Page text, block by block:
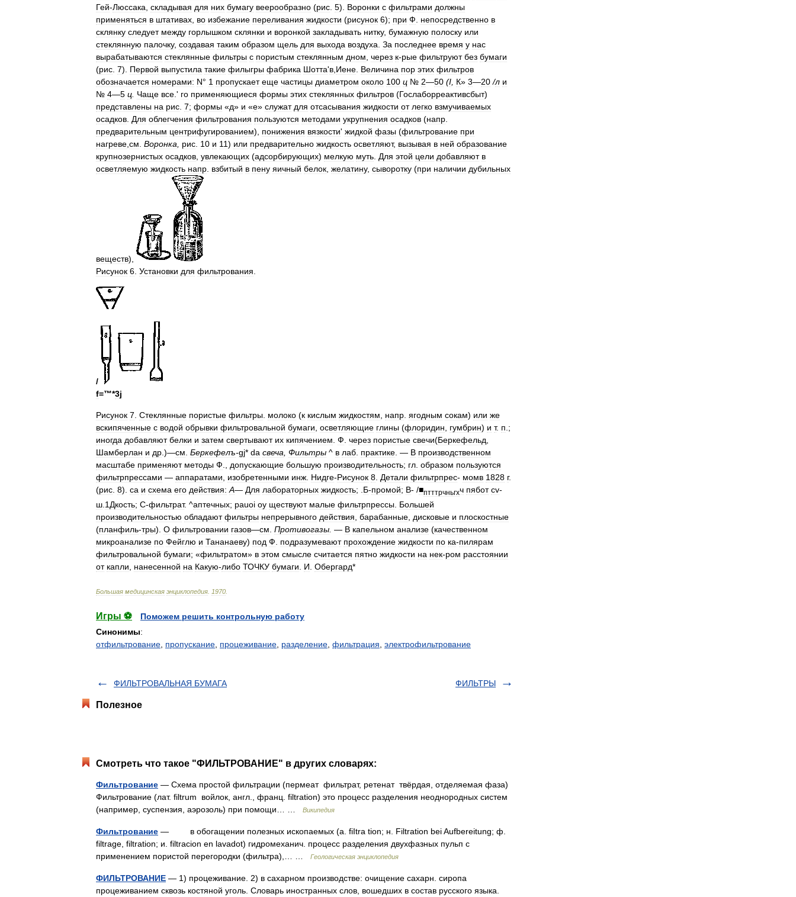
Гей-Люссака складывая для них бумагу веерообразно (рис 5). Воронки с фильтрами должны
применяться в штативах во избежание переливания жидкости (рисунок 6); при Ф непосредственно в
склянку следует между горлышком склянки и воронкой закладывать нитку, бумажную полоску или
стеклянную палочку, создавая таким образом щель для выхода воздуха За последнее время у нас
вырабатываются стеклянные фильтры с пористым стеклянным дном через к-рые фильтруют без бумаги
(рис 7). Первой выпустила такие филыгры фабрика Шотта'в Иене Величина пор этих фильтров
обозначается номерами: N° 1 пропускает еще частицы диаметром около 100 ц № 2—50 (I К» 3—20 /л и
№ 4—5 ц Чаще все .' го применяющиеся формы этих стеклянных фильтров (Гослаборреактивсбыт)
представлены на рис 7; формы «д» и «е» служат для отсасывания жидкости от легко взмучиваемых
осадков Для облегчения фильтрования пользуются методами укрупнения осадков (напр
предварительным центрифугированием), понижения вязкости' жидкой фазы (фильтрование при
нагреве см Воронка рис 10 и 11) или предварительно жидкость осветляют, вызывая в ней образование
крупнозернистых осадков увлекающих (адсорбирующих) мелкую муть Для этой цели добавляют в
осветляемую жидкость напр взбитый в пену яичный белок желатину, сыворотку (при наличии дубильных
веществ),
Рисунок 6 Установки для фильтрования
/
f=™*3j
Рисунок 7 Стеклянные пористые фильтры молоко (к кислым жидкостям напр ягодным сокам) или же
вскипяченные с водой обрывки фильтровальной бумаги осветляющие глины (флоридин гумбрин) и т. п .;
иногда добавляют белки и затем свертывают их кипячением Ф через пористые свечи(Беркефельд
Шамберлан и др .)—см Беркефелъ-gj* da свеча Фильтры ^ в лаб практике . — В производственном
масштабе применяют методы Ф допускающие большую производительность; гл образом пользуются
фильтрпрессами — аппаратами изобретенными инж Нидге-Рисунок 8 Детали фильтрпрес- момв 1828 г.
(рис 8). са и схема его действия: А— Для лабораторных жидкость; . Б-промой; В- /■птттрчньгхч пябот cv-
ш 1Дкость; С-фильтрат. ^аптечных; pauoi оу ществуют малые фильтрпрессы Большей
производительностью обладают фильтры непрерывного действия барабанные дисковые и плоскостные
(планфиль-тры). О фильтровании газов—см Противогазы — В капельном анализе (качественном
микроанализе по Фейглю и Тананаеву) под Ф подразумевают прохождение жидкости по ка-пилярам
фильтровальной бумаги; «фильтратом» в этом смысле считается пятно жидкости на нек-ром расстоянии
от капли нанесенной на Какую-либо ТОЧКУ бумаги И Обергард*
Большая медицинская энциклопедия 1970
Игры ⚽
Поможем решить контрольную работу
Синонимы:
отфильтрование пропускание процеживание разделение фильтрация электрофильтрование
ФИЛЬТРОВАЛЬНАЯ БУМАГА ФИЛЬТРЫ
Полезное
Смотреть что такое "ФИЛЬТРОВАНИЕ" в других словарях:
Фильтрование — Схема простой фильтрации (пермеат фильтрат, ретенат твёрдая, отделяемая фаза)
Фильтрование (лат. filtrum войлок, англ., франц. filtration) это процесс разделения неоднородных систем
(например, суспензия, аэрозоль) при помощи… …
Википедия
Фильтрование — в обогащении полезных ископаемыx (a. fiItra tion; н. Filtration bei Aufbereitung; ф.
filtrage, filtration; и. filtracion en lavadot) гидромеханич. процесс разделения двухфазных пульп c
применением пористой перегородки (фильтра),… …
Геологическая энциклопедия
ФИЛЬТРОВАНИЕ — 1) процеживание. 2) в сахарном производстве: очищение сахарн. сиропа
процеживанием сквозь костяной уголь. Словарь иностранных слов, вошедших в состав русского языка.